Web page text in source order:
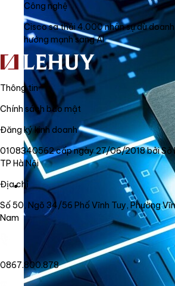
Công nghệ
Cisco sa thải 4.000 nhân sự dù
hướng mạnh sang AI
Thông tin
Chính sách bảo mật
Đăng ký kinh doanh
0108340562 cấp ngày 27/06/2018 bởi Sở
TP Hà Nội
Địa chỉ
Số 50, Ngõ 34/56 Phố Vĩnh Tuy, Phường
Nam
0867.800.878